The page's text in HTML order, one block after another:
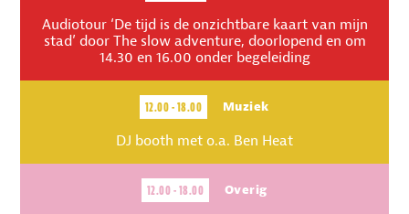
Audiotour ‘De tijd is de onzichtbare kaart van mijn
stad’ door The slow adventure, doorlopend en om
14.30 en 16.00 onder begeleiding
12.00 - 18.00 Muziek
DJ booth met o.a. Ben Heat
12.00 - 18.00 Overig